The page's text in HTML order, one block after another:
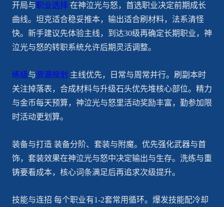
开局与职业选择在神泣光与怒，首选职业决定前期成长
曲线。坦克适合稳妥推本，输出适合刷材料，法系清怪
快。新手建议先体验主线，到达30级再确定长期职业，神
泣光与怒的转职系统允许后期灵活调整。
练级与资源规划 主线优先，日常与周常并行。刷副本时
关注掉落表，合成材料与升级石头优先堆核心部位。精力
与金币每天预算，神泣光与怒里活动奖励丰富，勤参加限
时活动更划算。
装备与打造 装备分阶、套装与附魔。优先强化武器与首
饰，套装效果在神泣光与怒中决定输出与生存。洗练与重
铸要看成本，核心词条满足后再追求次级提升。
技能与连招 每个职业有1-2套常用循环。爆发技能配冷却